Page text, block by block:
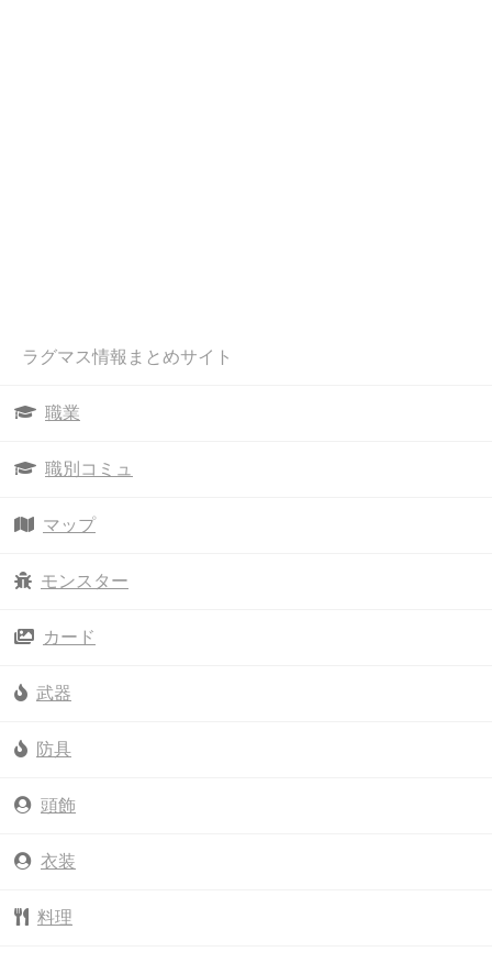
ラグマス情報まとめサイト
職業
職別コミュ
マップ
モンスター
カード
武器
防具
頭飾
衣装
料理